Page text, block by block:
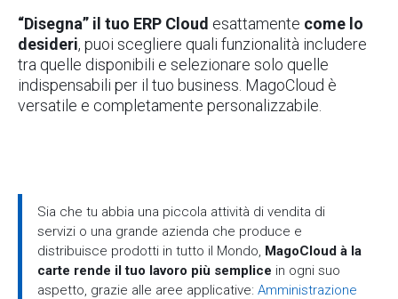
“Disegna” il tuo ERP Cloud esattamente come lo
desideri, puoi scegliere quali funzionalità includere
tra quelle disponibili e selezionare solo quelle
indispensabili per il tuo business. MagoCloud è
versatile e completamente personalizzabile.
Sia che tu abbia una piccola attività di vendita di
servizi o una grande azienda che produce e
distribuisce prodotti in tutto il Mondo, MagoCloud à la
carte rende il tuo lavoro più semplice in ogni suo
aspetto, grazie alle aree applicative:Amministrazione